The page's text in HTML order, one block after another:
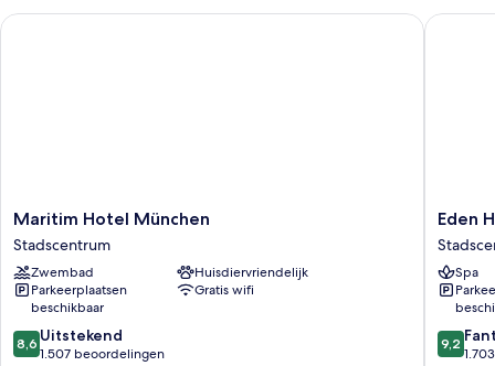
met
Maritim
Hotel
München
Stadscentrum
Maritim Hotel München
Stadscentrum
Zwembad
Huisdiervriendelijk
Parkeerplaatsen
beschikbaar
Gratis wifi
8.6
van
8,6 Uitstekend
1.507 beoordelingen
Maritim Hotel München
Eden
Hotel
Wolff
Eden
Spa
9.2
van
9,2
Eden